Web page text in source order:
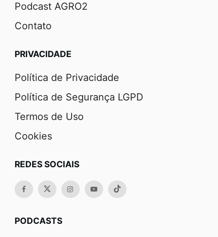
Podcast AGRO2
Contato
PRIVACIDADE
Política de Privacidade
Política de Segurança LGPD
Termos de Uso
Cookies
REDES SOCIAIS
PODCASTS